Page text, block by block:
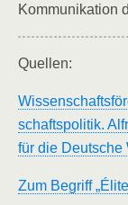
Kom­mu­ni­ka­ti­on
Quel­len:
schafts­po­li­tik.
für die Deut­sche
Zum Begriff